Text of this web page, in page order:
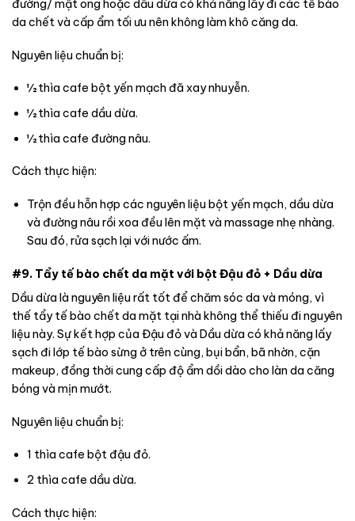
đường/ mật ong hoặc dầu dừa có khả năng lấy đi các tế bào
da chết và cấp ẩm tối ưu nên không làm khô căng da.
Nguyên liệu chuẩn bị:
½ thìa cafe bột yến mạch đã xay nhuyễn.
½ thìa cafe dầu dừa.
½ thìa cafe đường nâu.
Cách thực hiện:
Trộn đều hỗn hợp các nguyên liệu bột yến mạch, dầu dừa
và đường nâu rồi xoa đều lên mặt và massage nhẹ nhàng.
Sau đó, rửa sạch lại với nước ấm.
#9. Tẩy tế bào chết da mặt với bột Đậu đỏ + Dầu dừa
Dầu dừa là nguyên liệu rất tốt để chăm sóc da và móng, vì
thế tẩy tế bào chết da mặt tại nhà không thể thiếu đi nguyên
liệu này. Sự kết hợp của Đậu đỏ và Dầu dừa có khả năng lấy
sạch đi lớp tế bào sừng ở trên cùng, bụi bẩn, bã nhờn, cặn
makeup, đồng thời cung cấp độ ẩm dồi dào cho làn da căng
bóng và mịn mướt.
Nguyên liệu chuẩn bị:
1 thìa cafe bột đậu đỏ.
2 thìa cafe dầu dừa.
Cách thực hiện: